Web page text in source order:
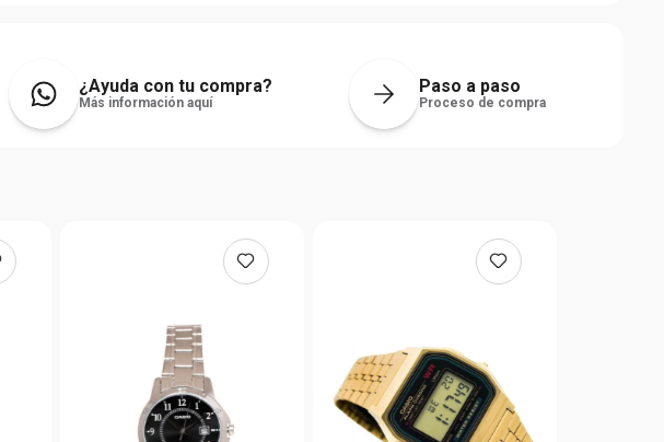
¿Ayuda con tu compra?
Más información aquí
Paso a paso
Proceso de compra